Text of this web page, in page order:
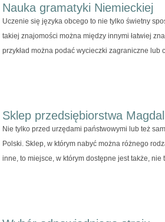
Nauka gramatyki Niemieckiej
Uczenie się języka obcego to nie tylko świetny
takiej znajomości można między innymi łatwiej
przykład można podać wycieczki zagraniczne lub
Sklep przedsiębiorstwa
Nie tylko przed urzędami państwowymi lub też
Polski. Sklep, w którym nabyć można różnego
inne, to miejsce, w którym dostępne jest także, nie